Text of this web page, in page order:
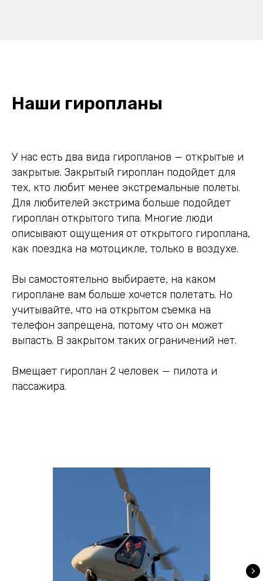
Наши гиропланы
У нас есть два вида гиропланов — открытые и
закрытые. Закрытый гироплан подойдет для
тех, кто любит менее экстремальные полеты.
Для любителей экстрима больше подойдет
гироплан открытого типа. Многие люди
описывают ощущения от открытого гироплана,
как поездка на мотоцикле, только в воздухе.
Вы самостоятельно выбираете, на каком
гироплане вам больше хочется полетать. Но
учитывайте, что на открытом съемка на
телефон запрещена, потому что он может
выпасть. В закрытом таких ограничений нет.
Вмещает гироплан 2 человек — пилота и
пассажира.